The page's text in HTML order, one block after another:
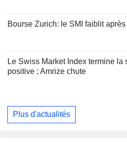
Bourse Zurich: le SMI faiblit
Le Swiss Market Index termine la
positive ; Amrize chute
Plus d'actualités